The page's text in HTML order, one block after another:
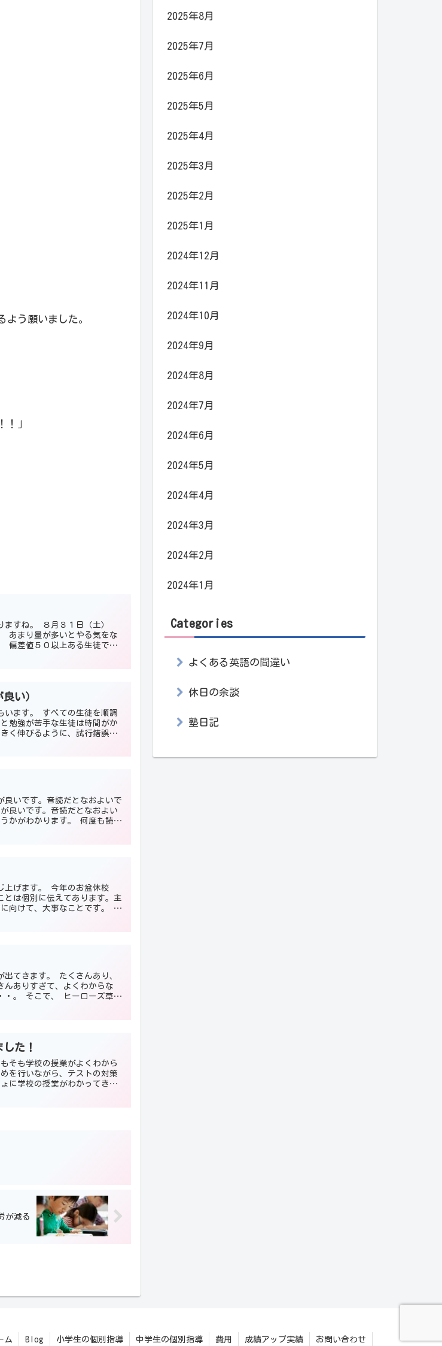
う願いました。
」
すね。 ８月３１日（土）
あまり量が多いとやる気をな
偏差値５０以上ある生徒で
い）
います。 すべての生徒を順調
勉強が苦手な生徒は時間がか
く伸びるように、試行錯誤し
良いです。音読だとなおよいで
良いです。音読だとなおよい
かがわかります。 何度も読む
上げます。 今年のお盆休校
は個別に伝えてあります。主
向けて、大事なことです。 夏
出てきます。 たくさんあり、
ありすぎて、よくわからな
・。 そこで、 ヒーローズ草加
た！
そも学校の授業がよくわから
を行いながら、テストの対策
に学校の授業がわかってきた
が減る
2025年8月
2025年7月
2025年6月
2025年5月
2025年4月
2025年3月
2025年2月
2025年1月
2024年12月
2024年11月
2024年10月
2024年9月
2024年8月
2024年7月
2024年6月
2024年5月
2024年4月
2024年3月
2024年2月
2024年1月
Categories
よくある英語の間違い
休日の余談
塾日記
ム Blog 小学生の個別指導 中学生の個別指導 費用 成績アップ実績 お問い合わせ